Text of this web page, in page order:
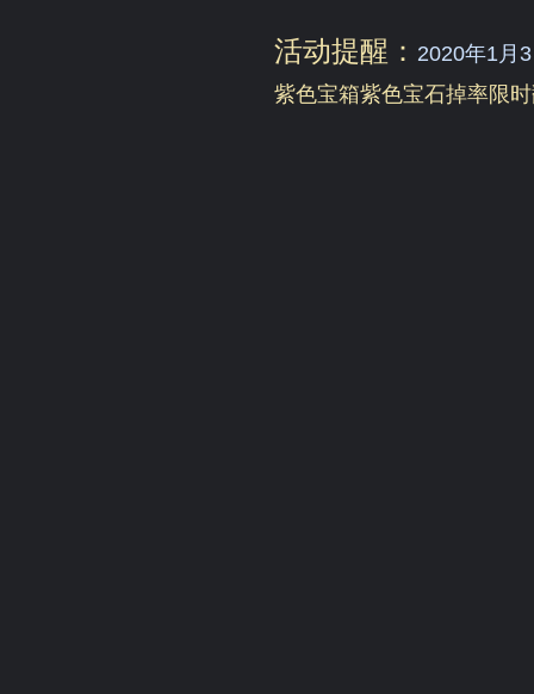
活动提醒： 2020年1月
紫色宝箱紫色宝石掉率限